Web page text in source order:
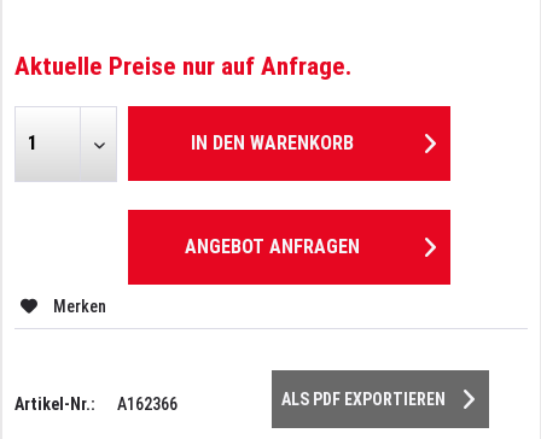
Aktuelle Preise nur auf Anfrage.
IN DEN WARENKORB
ANGEBOT ANFRAGEN
Merken
Artikel-Nr.: A162366 ALS PDF EXPORTIEREN